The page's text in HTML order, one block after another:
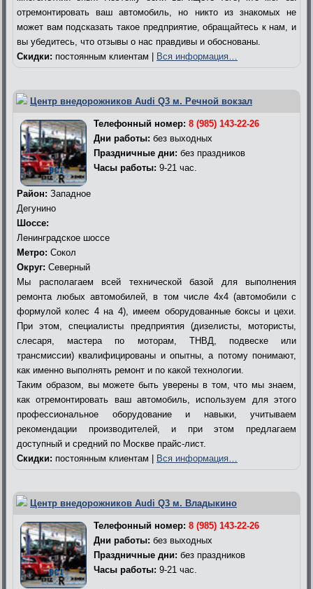
отремонтировать ваш автомобиль, но никто из знакомых не
может вам подсказать такое предприятие, обращайтесь к нам, и
вы убедитесь, что отзывы о нас правдивы и обоснованы.
Скидки: постоянным клиентам | Вся информация…
Центр внедорожников Audi Q3 м. Речной вокзал
Телефонный номер: 8 (985) 143-22-26
Дни работы: без выходных
Праздничные дни: без праздников
Часы работы: 9-21 час.
Район: Западное
Дегунино
Шоссе:
Ленинградское шоссе
Метро: Сокол
Округ: Северный
Мы располагаем всей технической базой для выполнения
ремонта любых автомобилей, в том числе 4х4 (автомобили с
формулой колес 4 на 4), имеем оборудованные боксы и цехи.
При этом, специалисты предприятия (дизелисты, мотористы,
слесаря, мастера по моторам, ТНВД, подвеске или
трансмиссии) квалифицированы и опытны, а потому понимают,
как именно выполнять ремонт и по какой технологии.
Таким образом, вы можете быть уверены в том, что мы знаем,
как отремонтировать ваш автомобиль, используем для этого
профессиональное оборудование и навыки, учитываем
рекомендации производителей, и при этом предлагаем
доступный и средний по Москве прайс-лист.
Скидки: постоянным клиентам | Вся информация…
Центр внедорожников Audi Q3 м. Владыкино
Телефонный номер: 8 (985) 143-22-26
Дни работы: без выходных
Праздничные дни: без праздников
Часы работы: 9-21 час.